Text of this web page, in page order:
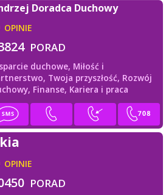
Doradca Duchowy
OPINIE
PORAD
duchowe, Miłość i
Twoja przyszłość, Rozwój
Finanse, Kariera i praca
OPINIE
PORAD